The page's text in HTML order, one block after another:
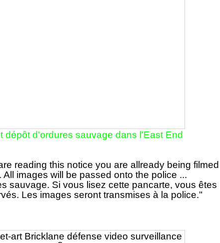
dépôt d'ordures sauvage dans l'East End
reading this notice you are allready being filmed
All images will be passed onto the police ...
sauvage. Si vous lisez cette pancarte, vous êtes
Les images seront transmises à la police."